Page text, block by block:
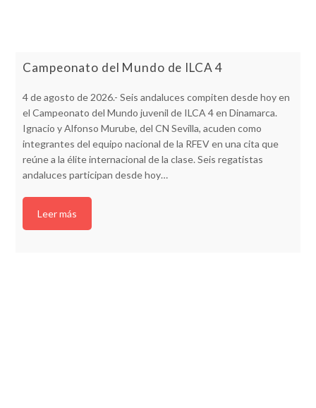
Campeonato del Mundo de ILCA 4
4 de agosto de 2026.- Seis andaluces compiten desde hoy en
el Campeonato del Mundo juvenil de ILCA 4 en Dinamarca.
Ignacio y Alfonso Murube, del CN Sevilla, acuden como
integrantes del equipo nacional de la RFEV en una cita que
reúne a la élite internacional de la clase. Seis regatistas
andaluces participan desde hoy…
Leer más